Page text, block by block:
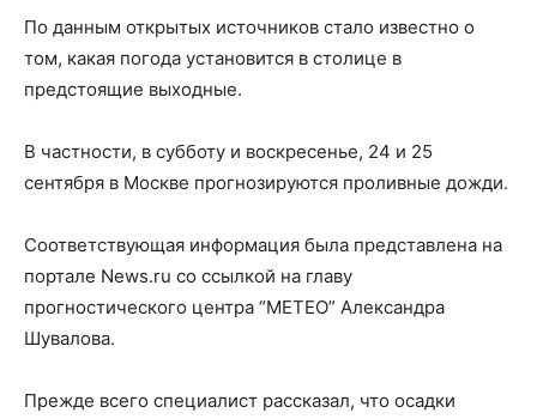
По данным открытых источников стало известно о
том, какая погода установится в столице в
предстоящие выходные.
В частности, в субботу и воскресенье, 24 и 25
сентября в Москве прогнозируются проливные дожди.
Соответствующая информация была представлена на
портале News.ru со ссылкой на главу
прогностического центра “МЕТЕО” Александра
Шувалова.
Прежде всего специалист рассказал, что осадки